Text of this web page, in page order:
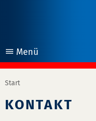
Menü
öffnen
Start
KONTAKT